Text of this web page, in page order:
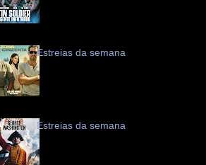
Estreias da semana
Estreias da semana